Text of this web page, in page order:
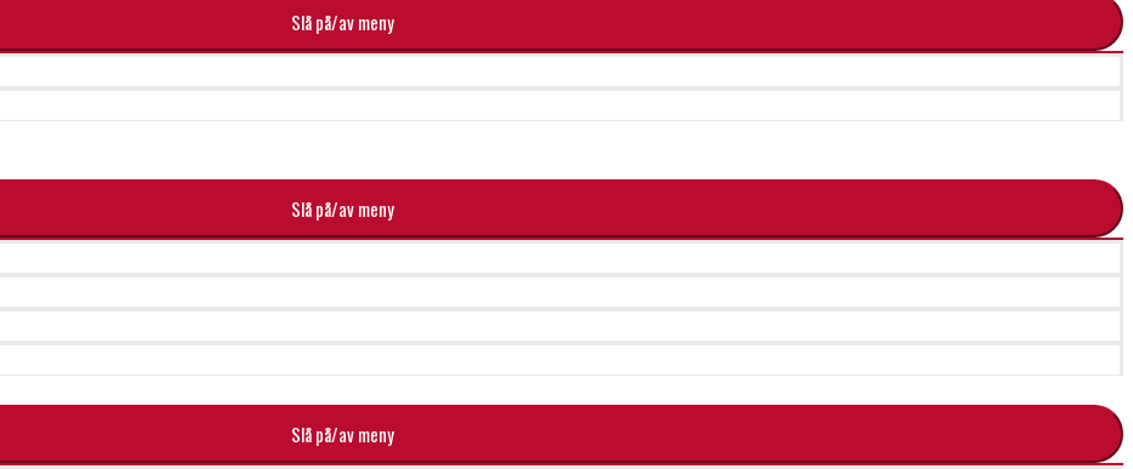
Slå på/av meny
Slå på/av meny
Slå på/av meny